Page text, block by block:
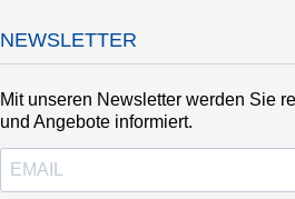
NEWSLETTER
Mit unseren Newsletter werden Sie
und Angebote informiert.